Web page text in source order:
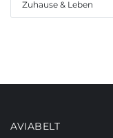
Zuhause & Leben
AVIABELT